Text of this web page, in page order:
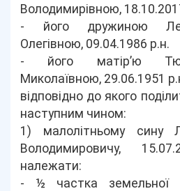
Володимирівною,
- його дружиною
Олегівною, 09.04.1986 р.н.
- його матір’ю
Миколаївною, 29.06.1951
відповідно до якого
наступним чином:
1) малолітньому сину
Володимировичу,
належати:
- ½ частка земельної